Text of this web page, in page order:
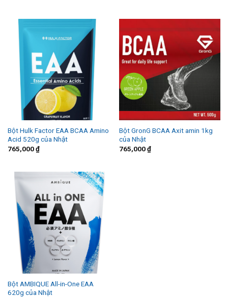
Bột Hulk Factor EAA BCAA Amino
Acid 520g của Nhật
765,000₫
Bột GronG BCAA Axit amin 1kg
của Nhật
765,000₫
Bột AMBIQUE All-in-One EAA
620g của Nhật